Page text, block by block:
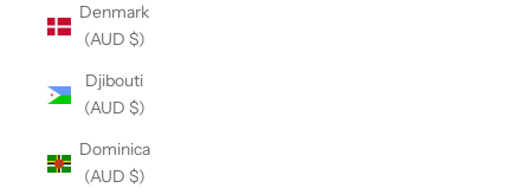
Denmark
(AUD $)
Djibouti
(AUD $)
Dominica
(AUD $)